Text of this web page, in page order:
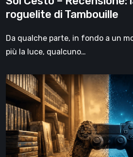
roguelite di Tambouille
Da qualche parte, in fondo a un
più la luce, qualcuno…
Il
futuro
del
formato
fisico